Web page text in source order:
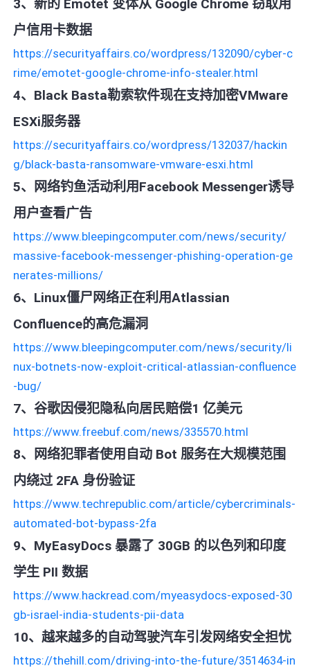
3、新的 Emotet 变体从 Google Chrome 窃取用
户信用卡数据
https://securityaffairs.co/wordpress/132090/cyber-c
rime/emotet-google-chrome-info-stealer.html
4、Black Basta勒索软件现在支持加密VMware
ESXi服务器
https://securityaffairs.co/wordpress/132037/hackin
g/black-basta-ransomware-vmware-esxi.html
5、网络钓鱼活动利用Facebook Messenger诱导
用户查看广告
https://www.bleepingcomputer.com/news/security/
massive-facebook-messenger-phishing-operation-ge
nerates-millions/
6、Linux僵尸网络正在利用Atlassian
Confluence的高危漏洞
https://www.bleepingcomputer.com/news/security/li
nux-botnets-now-exploit-critical-atlassian-confluence
-bug/
7、谷歌因侵犯隐私向居民赔偿1 亿美元
https://www.freebuf.com/news/335570.html
8、网络犯罪者使用自动 Bot 服务在大规模范围
内绕过 2FA 身份验证
https://www.techrepublic.com/article/cybercriminals-
automated-bot-bypass-2fa
9、MyEasyDocs 暴露了 30GB 的以色列和印度
学生 PII 数据
https://www.hackread.com/myeasydocs-exposed-30
gb-israel-india-students-pii-data
10、越来越多的自动驾驶汽车引发网络安全担忧
https://thehill.com/driving-into-the-future/3514634-in